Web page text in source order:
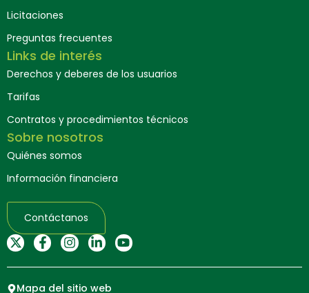
Licitaciones
Preguntas frecuentes
Links de interés
Derechos y deberes de los usuarios
Tarifas
Contratos y procedimientos técnicos
Sobre nosotros
Quiénes somos
Información financiera
Contáctanos
Mapa del sitio web